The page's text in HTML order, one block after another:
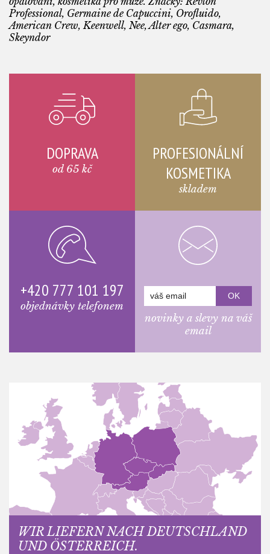
Professional, Germaine de Capuccini, Orofluido,
American Crew, Keenwell, Nee, Alter ego, Casmara,
Skeyndor
DOPRAVA
od 65 kč
PROFESIONÁLNÍ
KOSMETIKA
skladem
+420 777 101 197
objednávky telefonem
novinky a slevy na váš
email
WIR LIEFERN NACH DEUTSCHLAND
UND ÖSTERREICH.